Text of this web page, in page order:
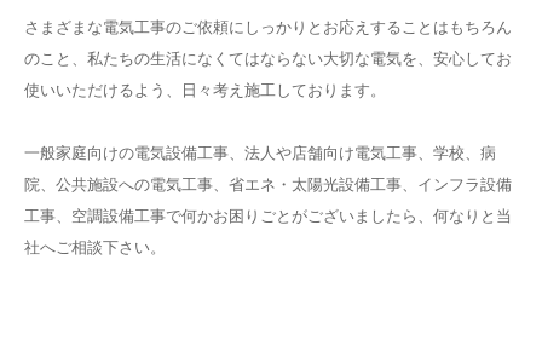
さまざまな電気工事のご依頼にしっかりとお応えすることはもちろん
のこと、私たちの生活になくてはならない大切な電気を、安心してお
使いいただけるよう、日々考え施工しております。
一般家庭向けの電気設備工事、法人や店舗向け電気工事、学校、病
院、公共施設への電気工事、省エネ・太陽光設備工事、インフラ設備
工事、空調設備工事で何かお困りごとがございましたら、何なりと当
社へご相談下さい。